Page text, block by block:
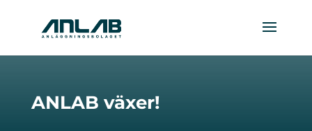
ANLAB växer!